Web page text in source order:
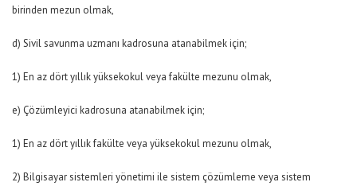
birinden mezun olmak,
d) Sivil savunma uzmanı kadrosuna atanabilmek için;
1) En az dört yıllık yüksekokul veya fakülte mezunu olmak,
e) Çözümleyici kadrosuna atanabilmek için;
1) En az dört yıllık fakülte veya yüksekokul mezunu olmak,
2) Bilgisayar sistemleri yönetimi ile sistem çözümleme veya sistem